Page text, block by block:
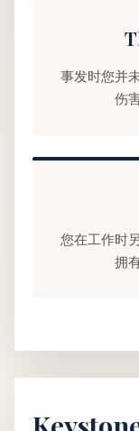
事发时您并
伤
您在工作时
拥